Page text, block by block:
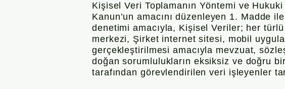
Kişisel Veri Toplamanın Yöntemi ve Hukuki
Kanun’un amacını düzenleyen 1. Madde
denetimi amacıyla, Kişisel Veriler; her
merkezi, Şirket internet sitesi, mobil
gerçekleştirilmesi amacıyla mevzuat,
doğan sorumlulukların eksiksiz ve doğru
tarafından görevlendirilen veri işleyenler